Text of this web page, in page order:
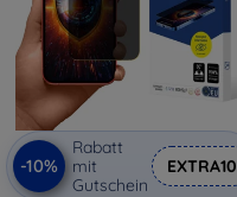
-10%
Rabatt
mit
Gutschein
EXTRA10